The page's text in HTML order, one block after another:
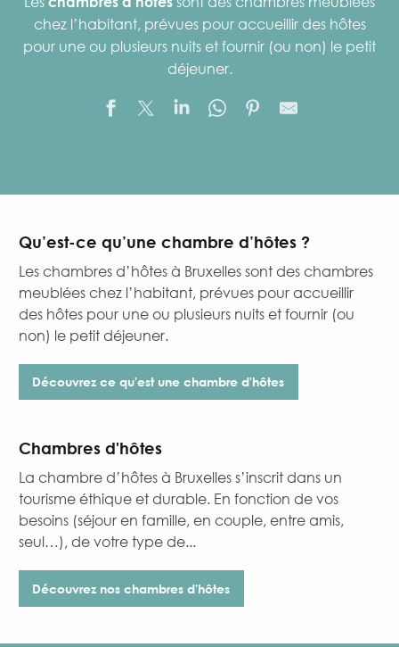
chez l’habitant, prévues pour accueillir des hôtes
pour une ou plusieurs nuits et fournir (ou non) le petit
déjeuner.
Qu’est-ce qu’une chambre d’hôtes ?
Les chambres d’hôtes à Bruxelles sont des chambres
meublées chez l’habitant, prévues pour accueillir
des hôtes pour une ou plusieurs nuits et fournir (ou
non) le petit déjeuner.
Découvrez ce qu'est une chambre d'hôtes
Chambres d'hôtes
La chambre d’hôtes à Bruxelles s’inscrit dans un
tourisme éthique et durable. En fonction de vos
besoins (séjour en famille, en couple, entre amis,
seul…), de votre type de...
Découvrez nos chambres d'hôtes